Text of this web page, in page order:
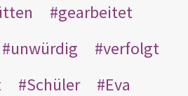
gearbeitet
unwürdig
verfolgt
Schüler
Eva